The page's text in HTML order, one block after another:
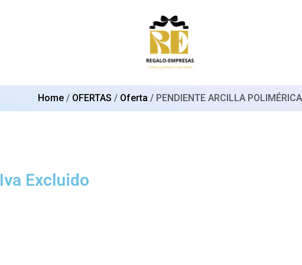
Home/ OFERTAS / Oferta / PENDIENTE ARCILLA POLIMÉRICA
Iva Excluido